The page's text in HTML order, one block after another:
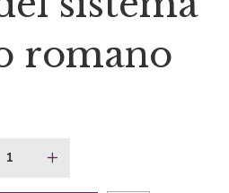
es:
romano